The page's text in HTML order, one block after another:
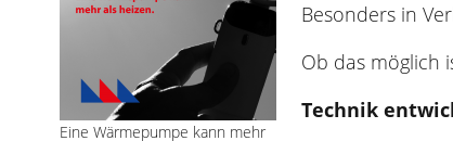
Eine Wärmepumpe kann mehr
Besonders in
Ob das möglich
Technik